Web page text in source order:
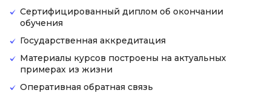
Сертифицированный диплом об окончании
обучения
Государственная аккредитация
Материалы курсов построены на актуальных
примерах из жизни
Оперативная обратная связь